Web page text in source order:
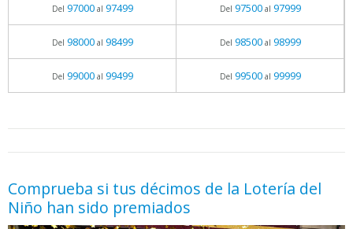
Del 97000al 97499 Del 97500al 97999
Del 98000al 98499 Del 98500al 98999
Del 99000al 99499 Del 99500al 99999
Comprueba si tus décimos de la Lotería del
Niño han sido premiados